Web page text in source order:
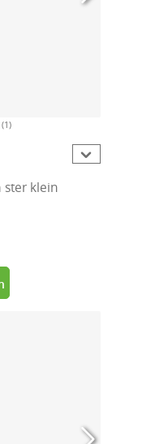
(1)
ster klein